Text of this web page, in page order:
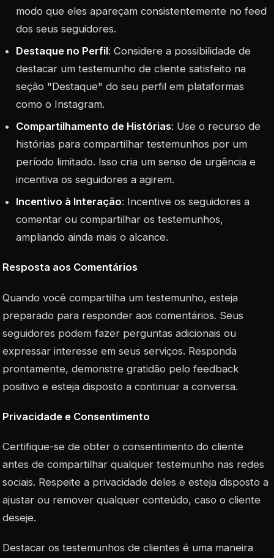
modo que eles apareçam consistentemente no feed
dos seus seguidores.
Destaque no Perfil: Considere a possibilidade de
destacar um testemunho de cliente satisfeito na
seção "Destaque" do seu perfil em plataformas
como o Instagram.
Compartilhamento de Histórias: Use o recurso de
histórias para compartilhar testemunhos por um
período limitado. Isso cria um senso de urgência e
incentiva os seguidores a agirem.
Incentivo à Interação: Incentive os seguidores a
comentar ou compartilhar os testemunhos,
ampliando ainda mais o alcance.
Resposta aos Comentários
Quando você compartilha um testemunho, esteja
preparado para responder aos comentários. Seus
seguidores podem fazer perguntas adicionais ou
expressar interesse em seus serviços. Responda
prontamente, demonstre gratidão pelo feedback
positivo e esteja disposto a continuar a conversa.
Privacidade e Consentimento
Certifique-se de obter o consentimento do cliente
antes de compartilhar qualquer testemunho nas redes
sociais. Respeite a privacidade deles e esteja disposto a
ajustar ou remover qualquer conteúdo, caso o cliente
deseje.
Destacar os testemunhos de clientes é uma maneira